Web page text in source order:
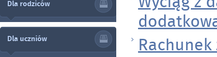
Dla rodziców
Dla uczniów